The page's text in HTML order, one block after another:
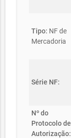
Tipo: NF de
Mercadoria
Série NF:
Nº do
Protocolo de
Autorização: